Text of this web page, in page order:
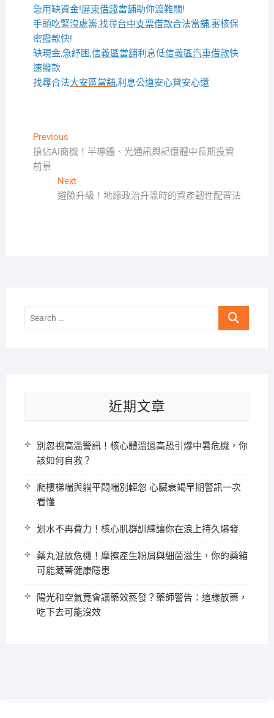
急用缺資金!屏東借錢當舖助你渡難關!
手頭吃緊沒處籌,找尋台中支票借款合法當舖,審核保
密撥款快!
缺現金,急紓困,信義區當舖利息低信義區汽車借款快
速撥款
找尋合法大安區當舖,利息公道安心貸安心還
文
章
PreviousPrevious
post:
搶佔AI商機！半導體、光通訊與記憶體中長期投資
前景
NextNext
post:
避險升級！地緣政治升溫時的資產韌性配置法
Search
近期文章
別忽視高溫警訊！核心體溫過高恐引爆中暑危機，你
該如何自救？
爬樓梯喘與躺平悶喘別輕忽 心臟衰竭早期警訊一次
看懂
划水不再費力！核心肌群訓練讓你在浪上持久爆發
藥丸混放危機！摩擦產生粉屑與細菌滋生，你的藥箱
可能藏著健康隱患
陽光和空氣竟會讓藥效蒸發？藥師警告：這樣放藥，
吃下去可能沒效